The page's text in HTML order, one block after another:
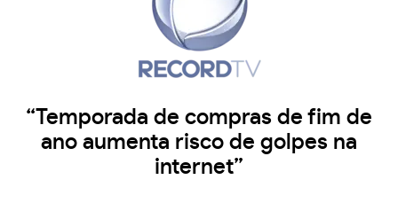
“Temporada de compras de fim de
ano aumenta risco de golpes na
internet”